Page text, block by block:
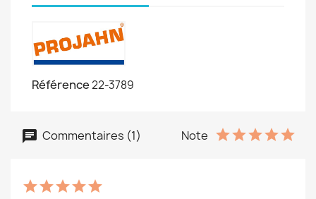
Référence22-3789
Commentaires (1) Note